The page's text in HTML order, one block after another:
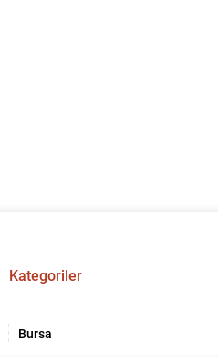
Kategoriler
Bursa